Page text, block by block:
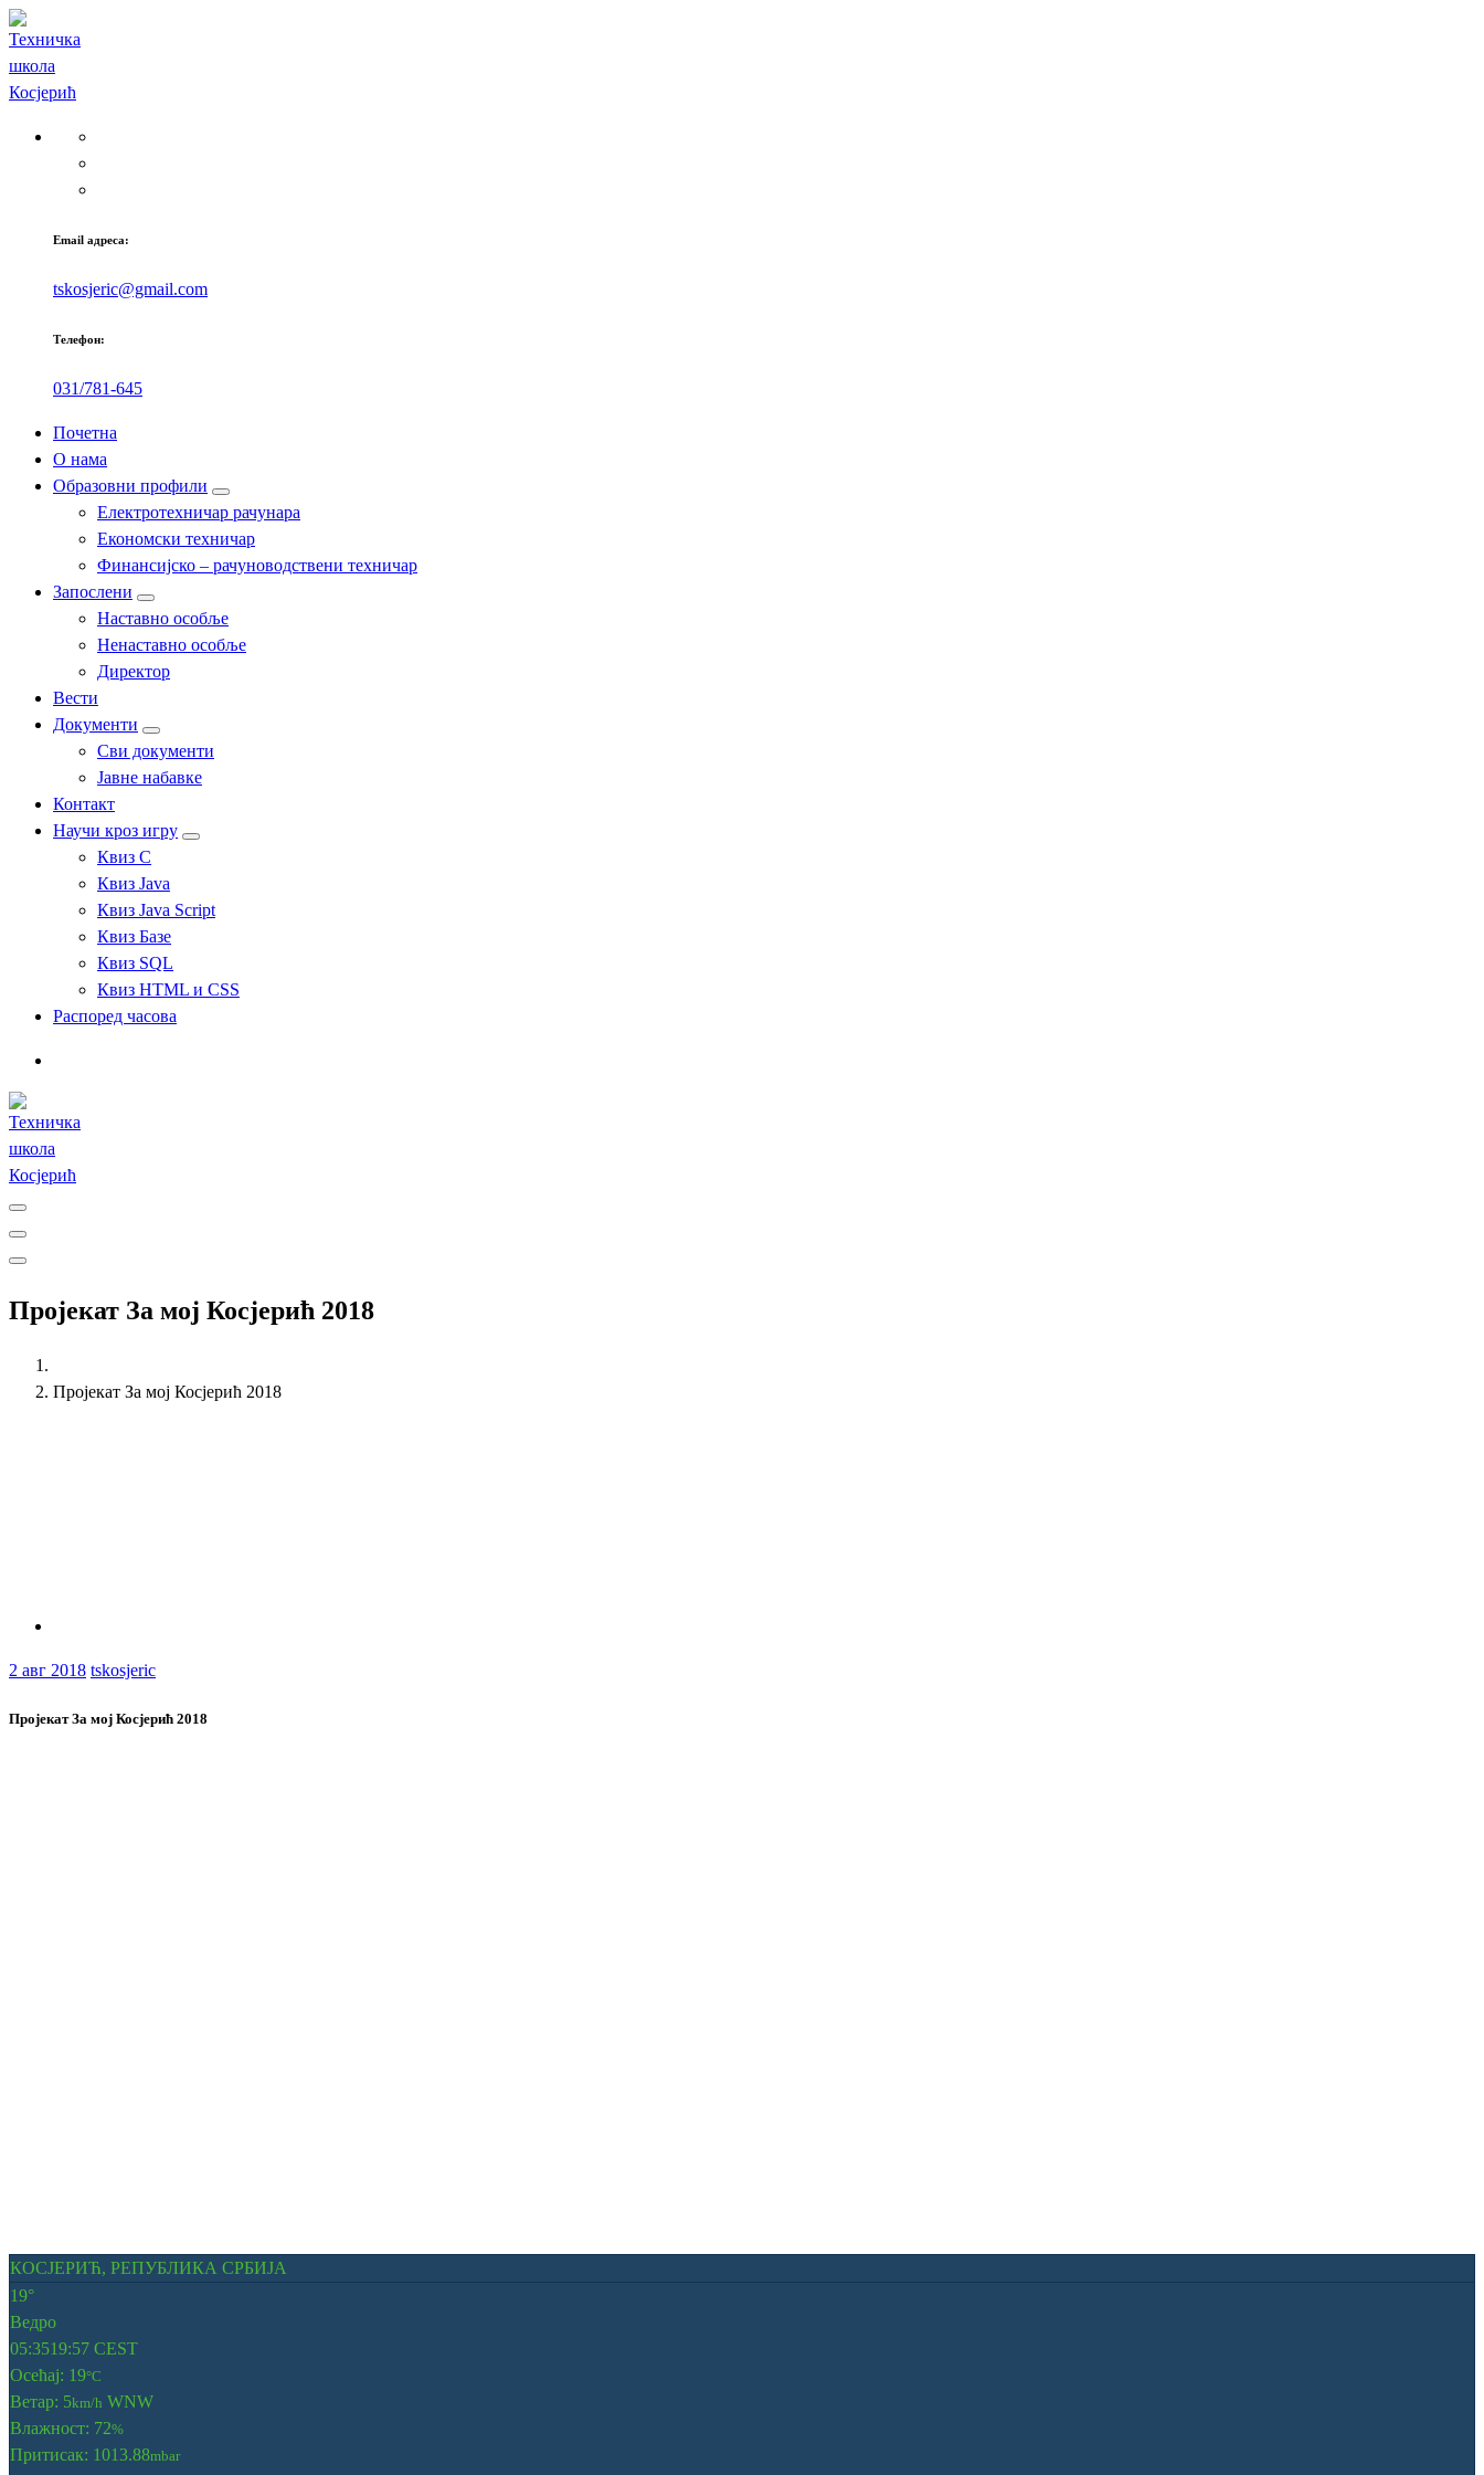
Скочи
на
садржај
Email адреса:
tskosjeric@gmail.com
Телефон:
031/781-645
Почетна
О нама
Образовни профили
Електротехничар рачунара
Економски техничар
Финансијско – рачуноводствени техничар
Запослени
Наставно особље
Ненаставно особље
Директор
Вести
Документи
Сви документи
Јавне набавке
Контакт
Научи кроз игру
Квиз C
Квиз Java
Квиз Java Script
Квиз Базе
Квиз SQL
Квиз HTML и CSS
Распоред часова
Пројекат За мој Косјерић 2018
Пројекат За мој Косјерић 2018
2 авг 2018 tskosjeric
Пројекат За мој Косјерић 2018
КОСЈЕРИЋ, РЕПУБЛИКА СРБИЈА
19°
Ведро
05:3519:57 CEST
Осећај: 19°C
Ветар: 5km/h WNW
Влажност: 72%
Притисак: 1013.88mbar